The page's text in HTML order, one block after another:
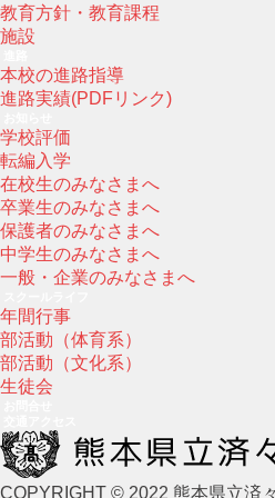
教育方針・教育課程
施設
本校の進路指導
進路実績(PDFリンク)
学校評価
転編入学
在校生のみなさまへ
卒業生のみなさまへ
保護者のみなさまへ
中学生のみなさまへ
一般・企業のみなさまへ
年間行事
部活動（体育系）
部活動（文化系）
生徒会
COPYRIGHT © 2022 熊本県立済